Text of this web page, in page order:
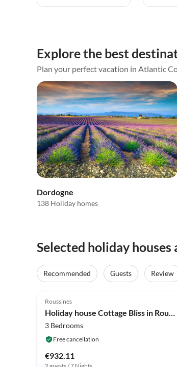
Explore the best
Plan your perfect vacation in Atlantic
Dordogne
138 Holiday homes
Selected holiday
Recommended Guests Review
Roussines
3 Bedrooms
Free cancellation
€932.11